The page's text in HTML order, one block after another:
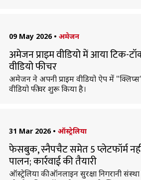
09 May 2026 • अमेजन
अमेजन प्राइम वीडियो में आया टिक-
वीडियो फीचर
अमेजन ने अपनी प्राइम वीडियो ऐप में
वीडियो फीचर शुरू किया है।
31 Mar 2026 • ऑस्ट्रेलिया
फेसबुक, स्नैपचैट समेत 5 प्लेटफॉर्म
पालन; कार्रवाई की तैयारी
ऑस्ट्रेलिया की ऑनलाइन सुरक्षा निगरानी